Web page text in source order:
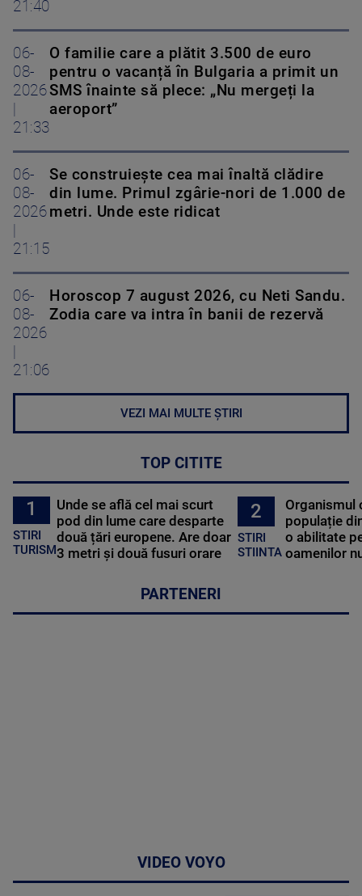
21:40
06-
08-
2026
21:33
O familie care a plătit 3.500 de euro
pentru o vacanță în Bulgaria a primit un
SMS înainte să plece: „Nu mergeți la
aeroport”
06-
08-
2026
21:15
Se construiește cea mai înaltă clădire
din lume. Primul zgârie-nori de 1.000 de
metri. Unde este ridicat
06-
08-
2026
21:06
Horoscop 7 august 2026, cu Neti Sandu.
Zodia care va intra în banii de rezervă
VEZI MAI MULTE ȘTIRI
TOP CITITE
1
STIRI
TURISM
Unde se află cel mai scurt
pod din lume care desparte
două țări europene. Are doar
3 metri și două fusuri orare
2
STIRI
STIINTA
Organismul
populație
o abilitate
oamenilor
PARTENERI
VIDEO VOYO